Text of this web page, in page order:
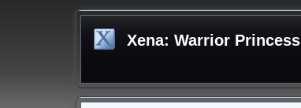
Xena: Warrior Princess